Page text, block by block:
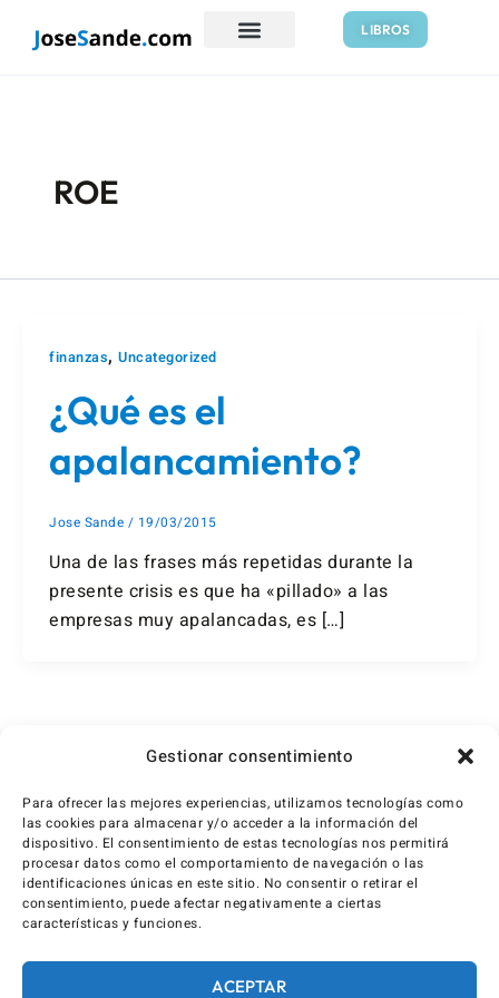
Gestionar consentimiento
Para ofrecer las mejores experiencias, utilizamos tecnologías como
las cookies para almacenar y/o acceder a la información del
dispositivo. El consentimiento de estas tecnologías nos permitirá
procesar datos como el comportamiento de navegación o las
identificaciones únicas en este sitio. No consentir o retirar el
consentimiento, puede afectar negativamente a ciertas
características y funciones.
ACEPTAR
LIBROS
ROE
finanzas, Uncategorized
¿Qué es el
apalancamiento?
Jose Sande / 19/03/2015
Una de las frases más repetidas durante la
presente crisis es que ha «pillado» a las
empresas muy apalancadas, es […]
de
2 … 7 Siguiente